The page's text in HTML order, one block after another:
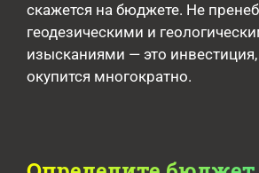
скажется на бюджете. Не
геодезическими и
изысканиями — это инвестиция,
окупится многократно.